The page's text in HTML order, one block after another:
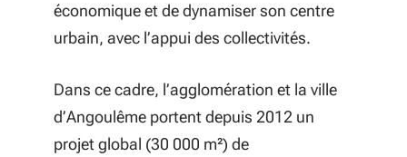
économique et de dynamiser son centre
urbain, avec l’appui des collectivités.
Dans ce cadre, l’agglomération et la ville
d’Angoulême portent depuis 2012 un
projet global (30 000 m²) de